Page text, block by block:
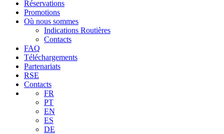
Réservations
Promotions
Où nous sommes
Indications Routières
Contacts
FAQ
Téléchargements
Partenariats
RSE
Contacts
FR
PT
EN
ES
DE